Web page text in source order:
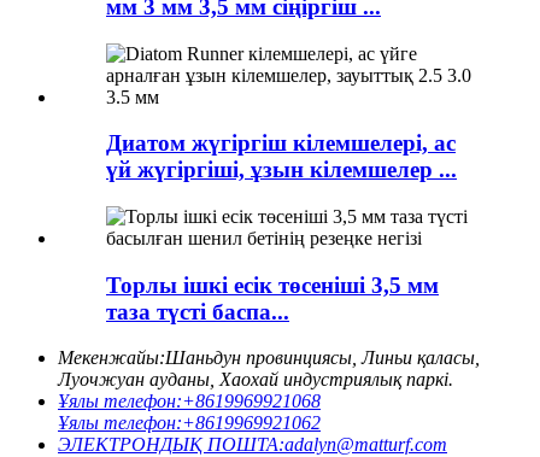
мм 3 мм 3,5 мм сіңіргіш ...
Диатом жүгіргіш кілемшелері, ас
үй жүгіргіші, ұзын кілемшелер ...
Торлы ішкі есік төсеніші 3,5 мм
таза түсті баспа...
Мекенжайы:Шаньдун провинциясы, Линьи қаласы,
Луочжуан ауданы, Хаохай индустриялық паркі.
Ұялы телефон:+8619969921068
Ұялы телефон:+8619969921062
ЭЛЕКТРОНДЫҚ ПОШТА:adalyn@matturf.com